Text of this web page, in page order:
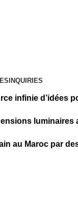
INQUIRIES
infinie d’idées
luminaires
au Maroc par